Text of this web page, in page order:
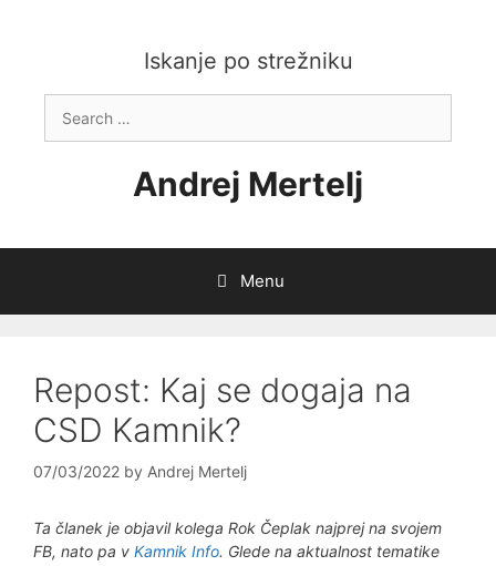
Iskanje po strežniku
for:
Andrej Mertelj
Menu
Repost: Kaj se dogaja na
CSD Kamnik?
07/03/2022 by Andrej Mertelj
Ta članek je objavil kolega Rok Čeplak najprej na svojem
FB, nato pa v Kamnik Info. Glede na aktualnost tematike